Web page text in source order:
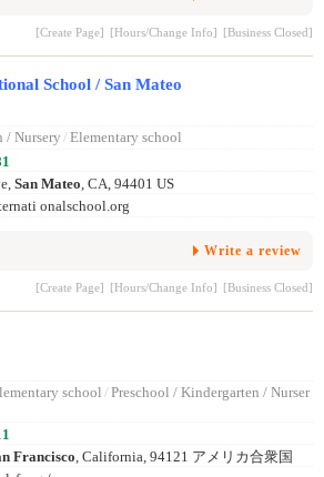
[Create Page] [Hours/Change Info] [Business Closed]
School / San Mateo
/ Nursery / Elementary school
San Mateo, CA, 94401 US
onalschool.org
Write a review
[Create Page] [Hours/Change Info] [Business Closed]
school / Preschool / Kindergarten / Nurser
Francisco , California, 94121 アメリカ合衆国